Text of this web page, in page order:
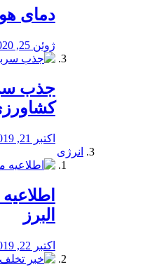
دمای
ژوئن 25, 2020
جذب
اکتبر 21, 2019
انرژی
البرز
اکتبر 22, 2019